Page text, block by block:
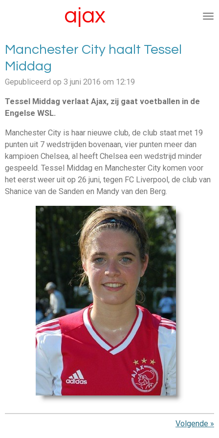
de
ajax
Manchester City haalt Tessel
Middag
Gepubliceerd op 3 juni 2016 om 12:19
Tessel Middag verlaat Ajax, zij gaat voetballen in de
Engelse WSL.
Manchester City is haar nieuwe club, de club staat met 19
punten uit 7 wedstrijden bovenaan, vier punten meer dan
kampioen Chelsea, al heeft Chelsea een wedstrijd minder
gespeeld. Tessel Middag en Manchester City komen voor
het eerst weer uit op 26 juni, tegen FC Liverpool, de club van
Shanice van de Sanden en Mandy van den Berg.
Volgende »